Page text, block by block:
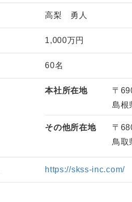
高梨 勇人
1,000万円
60名
本社所在地
〒
島根
その他所在地
〒
鳥取
https://skss-inc.com/